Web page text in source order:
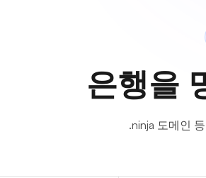
은행을
.ninja 도메인